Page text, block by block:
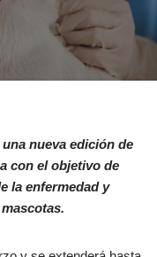
nueva edición de
con el objetivo de
la enfermedad y